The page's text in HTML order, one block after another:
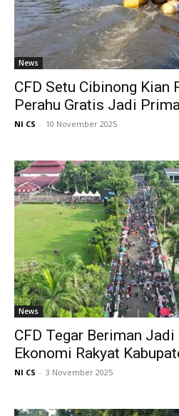
News
CFD Setu Cibinong Kian
Perahu Gratis Jadi
NI CS - 10 November 2025
News
CFD Tegar Beriman Jadi
Ekonomi Rakyat
NI CS - 3 November 2025